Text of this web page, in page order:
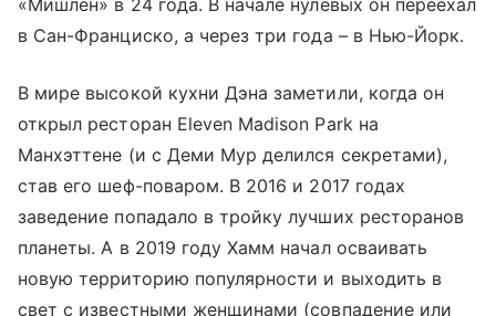
в Сан-Франциско, а через три года – в Нью-Йорк.
В мире высокой кухни Дэна заметили, когда он
открыл ресторан Eleven Madison Park на
Манхэттене (и с Деми Мур делился секретами),
став его шеф-поваром. В 2016 и 2017 годах
заведение попадало в тройку лучших ресторанов
планеты. А в 2019 году Хамм начал осваивать
новую территорию популярности и выходить в
свет с известными женщинами (совпадение или